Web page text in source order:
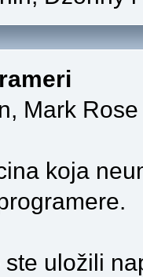
Mark
koja
uložili